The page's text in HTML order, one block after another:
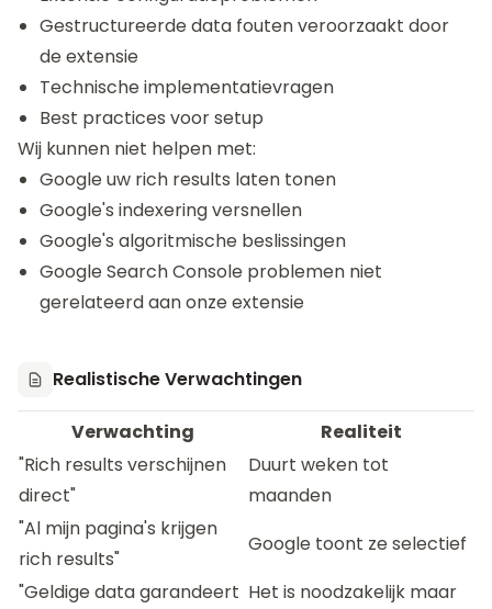
Gestructureerde data fouten veroorzaakt door
de extensie
Technische implementatievragen
Best practices voor setup
Wij kunnen niet helpen met:
Google uw rich results laten tonen
Google's indexering versnellen
Google's algoritmische beslissingen
Google Search Console problemen niet
gerelateerd aan onze extensie
Realistische Verwachtingen
Verwachting
Realiteit
"Rich results verschijnen
direct"
Duurt weken tot
maanden
"Al mijn pagina's krijgen
rich results"
Google toont ze selectief
"Geldige data garandeert Het is noodzakelijk maar